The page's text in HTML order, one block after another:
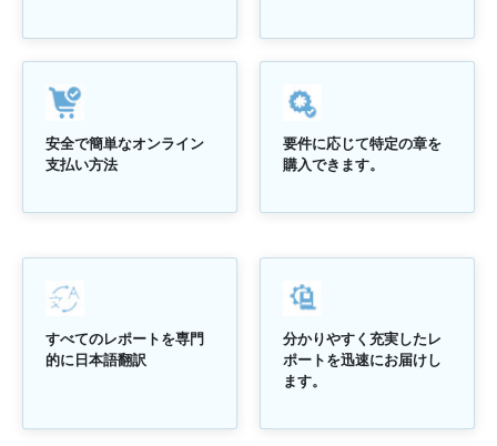
安全で簡単なオンライン
支払い方法
要件に応じて特定の章を
購入できます。
すべてのレポートを専門
的に日本語翻訳
分かりやすく充実したレ
ポートを迅速にお届けし
ます。